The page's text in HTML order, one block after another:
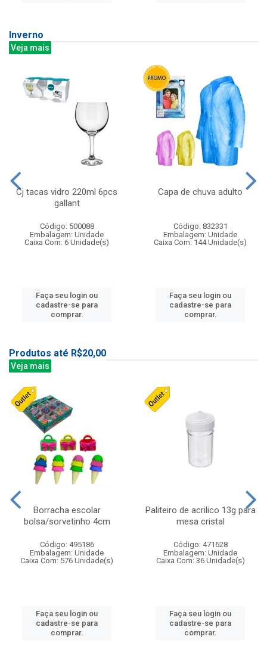
Inverno
Veja mais
Cj tacas vidro 220ml 6pcs
gallant
Código: 500088
Embalagem: Unidade
Caixa Com: 6 Unidade(s)
Faça seu login ou
cadastre-se para
comprar.
Capa de chuva adulto
Código: 832331
Embalagem: Unidade
Caixa Com: 144 Unidade(s)
Faça seu login ou
cadastre-se para
comprar.
Produtos até R$20,00
Veja mais
Borracha escolar
bolsa/sorvetinho 4cm
Código: 495186
Embalagem: Unidade
Caixa Com: 576 Unidade(s)
Faça seu login ou
cadastre-se para
comprar.
Paliteiro de acrilico 13g para
mesa cristal
Código: 471628
Embalagem: Unidade
Caixa Com: 36 Unidade(s)
Faça seu login ou
cadastre-se para
comprar.